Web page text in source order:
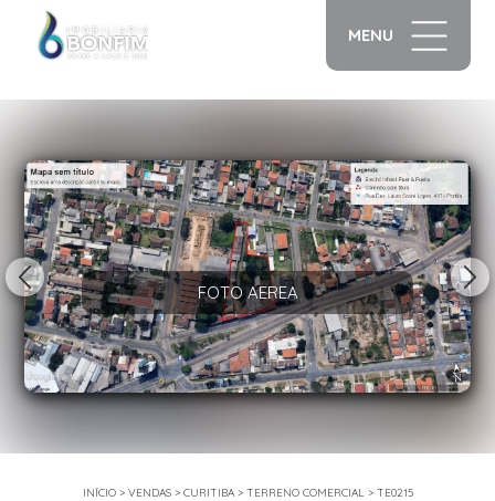
MENU
FOTO AEREA
INÍCIO> VENDAS> CURITIBA> TERRENO COMERCIAL> TE0215